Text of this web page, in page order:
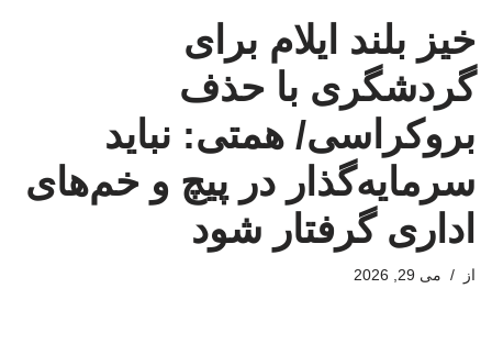
خیز بلند ایلام برای
گردشگری با حذف
بروکراسی/ همتی: نباید
سرمایه‌گذار در پیچ و خم‌های
اداری گرفتار شود
از می 29, 2026